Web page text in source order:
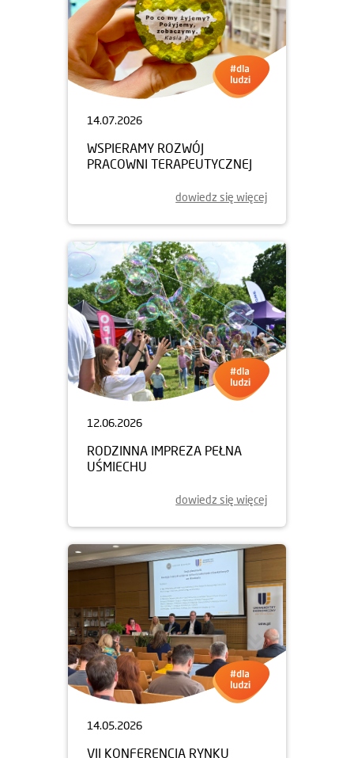
14.07.2026
WSPIERAMY ROZWÓJ
PRACOWNI TERAPEUTYCZNEJ
dowiedz się więcej
12.06.2026
RODZINNA IMPREZA PEŁNA
UŚMIECHU
dowiedz się więcej
14.05.2026
VII KONFERENCJA RYNKU